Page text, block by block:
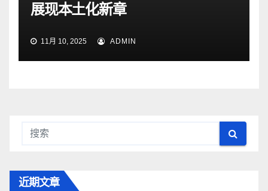
展现本土化新章
11月 10, 2025 ADMIN
近期文章